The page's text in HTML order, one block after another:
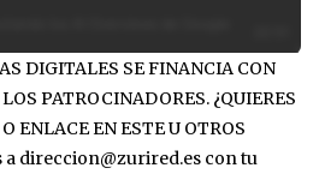
DIGITALES SE FINANCIA CON
PATROCINADORES. ¿QUIERES
ENLACE EN ESTE U OTROS
a direccion@zurired.es con tu